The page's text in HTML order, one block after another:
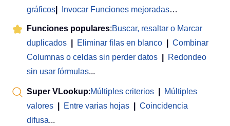
gráficos
Invocar Funciones mejoradas…
Funciones populares:Buscar, resaltar o Marcar
duplicados
Eliminar filas en blanco
Combinar
Columnas o celdas sin perder datos
Redondeo
sin usar fórmulas...
Super VLookup:Múltiples criterios
Múltiples
valores
Entre varias hojas
Coincidencia
difusa...